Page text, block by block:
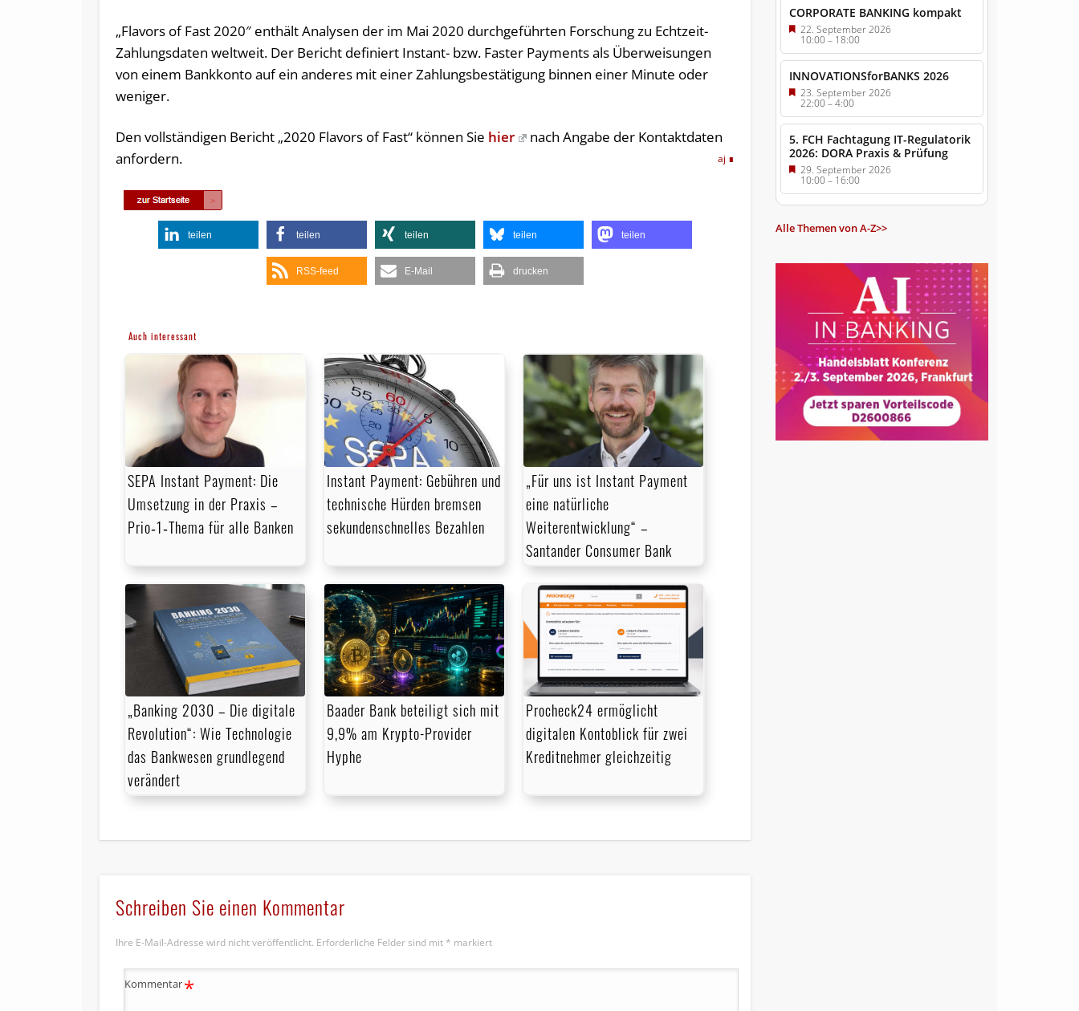
„Flavors of Fast 2020″ enthält Analysen der im Mai 2020 durchgeführten Forschung zu Echtzeit-
Zahlungsdaten weltweit. Der Bericht definiert Instant- bzw. Faster Payments als Überweisungen
von einem Bankkonto auf ein anderes mit einer Zahlungsbestätigung binnen einer Minute oder
weniger.
Den vollständigen Bericht „2020 Flavors of Fast“ können Sie hier
nach Angabe der Kontaktdaten
anfordern.
aj
teilen teilen teilen teilen teilen
RSS-feed E-Mail drucken
Auch interessant
SEPA Instant Payment: Die
Umsetzung in der Praxis –
Prio‑1‑Thema für alle Banken
Instant Payment: Gebühren und
technische Hürden bremsen
sekundenschnelles Bezahlen
„Für uns ist Instant Payment
eine natürliche
Weiterentwicklung“ –
Santander Consumer Bank
„Banking 2030 – Die digitale
Revolution“: Wie Technologie
das Bankwesen grundlegend
verändert
Baader Bank beteiligt sich mit
9,9% am Krypto-Provider
Hyphe
Procheck24 ermöglicht
digitalen Kontoblick für zwei
Kreditnehmer gleichzeitig
Schreiben Sie einen Kommentar
Ihre E-Mail-Adresse wird nicht veröffentlicht. Erforderliche Felder sind mit * markiert
Kommentar*
CORPORATE BANKING kompakt
22. September 2026
10:00– 18:00
INNOVATIONSforBANKS 2026
23. September 2026
22:00–4:00
5. FCH Fachtagung IT-Regulatorik
2026: DORA Praxis & Prüfung
29. September 2026
10:00– 16:00
Alle Themen von A-Z>>